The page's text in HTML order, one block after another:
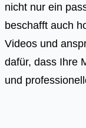
nicht nur ein
beschafft auch
Videos und
dafür, dass Ihre
und